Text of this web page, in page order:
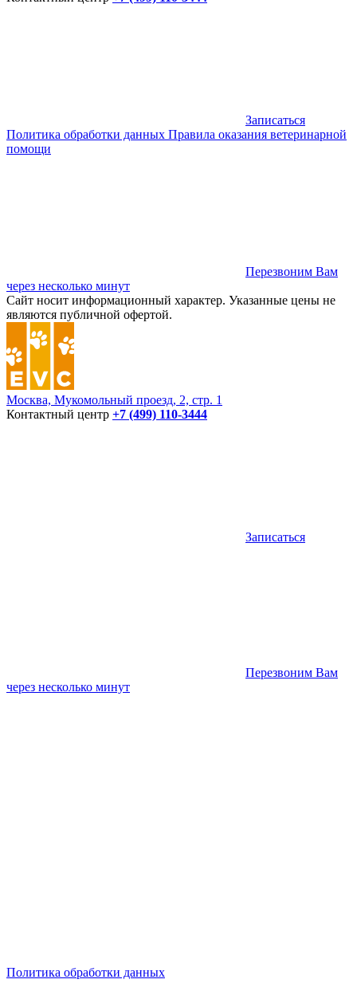
Записаться
Политика обработки данных Правила оказания ветеринарной
помощи
Перезвоним Вам
через несколько минут
Сайт носит информационный характер. Указанные цены не
являются публичной офертой.
Москва, Мукомольный проезд, 2, стр. 1
Контактный центр +7 (499) 110-3444
Записаться
Перезвоним Вам
через несколько минут
Политика обработки данных